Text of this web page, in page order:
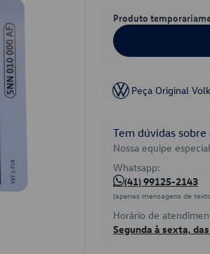
Produto
Peça Original
Tem dúvidas
Nossa equipe
Whatsapp:
(41) 99125-2143
(apenas mensagens de
Horário de
Segunda à sexta,